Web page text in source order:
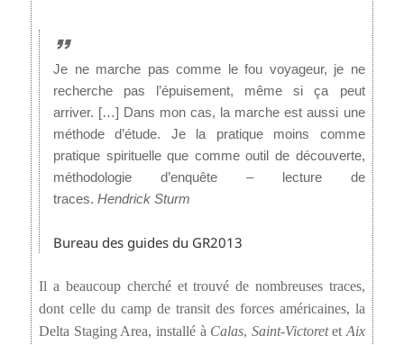
Je ne marche pas comme le fou voyageur, je ne
recherche pas l’épuisement, même si ça peut
arriver. […] Dans mon cas, la marche est aussi une
méthode d’étude. Je la pratique moins comme
pratique spirituelle que comme outil de découverte,
méthodologie d’enquête – lecture de
traces.Hendrick Sturm
Bureau des guides du GR2013
Il a beaucoup cherché et trouvé de nombreuses traces,
dont celle du camp de transit des forces américaines, la
Delta Staging Area, installé à Calas, Saint-VictoretetAix